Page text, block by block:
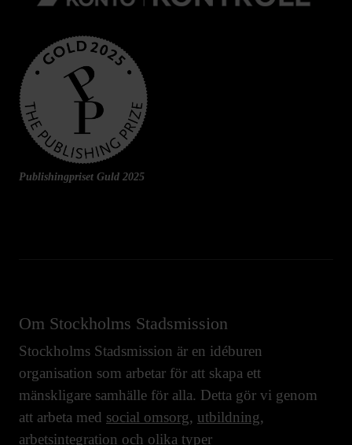
Publishingpriset Guld 2025
Om Stockholms Stadsmission
Stockholms Stadsmission är en idéburen
organisation som arbetar för att skapa ett
mänskligare samhälle för alla. Detta gör vi genom
att arbeta med social omsorg, utbildning,
arbetsintegration och olika typer